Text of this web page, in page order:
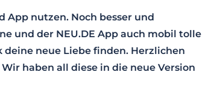
App nutzen. Noch besser und
und der NEU.DE App auch mobil tolle
neue Liebe finden. Herzlichen
haben all diese in die neue Version